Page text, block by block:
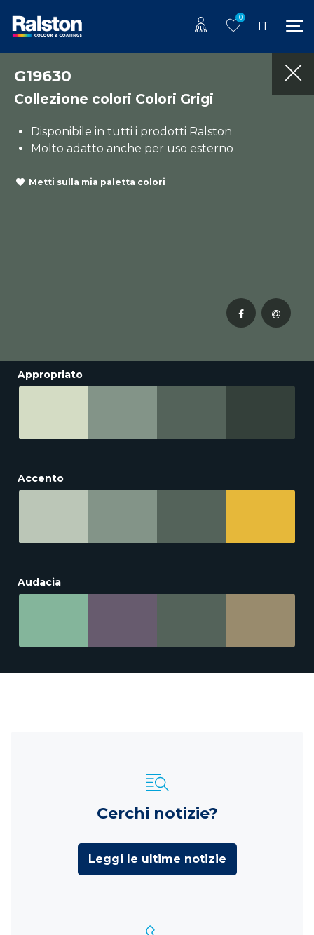
0
IT
G19630
Collezione colori Colori Grigi
Disponibile in tutti i prodotti Ralston
Molto adatto anche per uso esterno
Metti sulla mia paletta colori
Appropriato
Accento
Audacia
Cerchi notizie?
Leggi le ultime notizie